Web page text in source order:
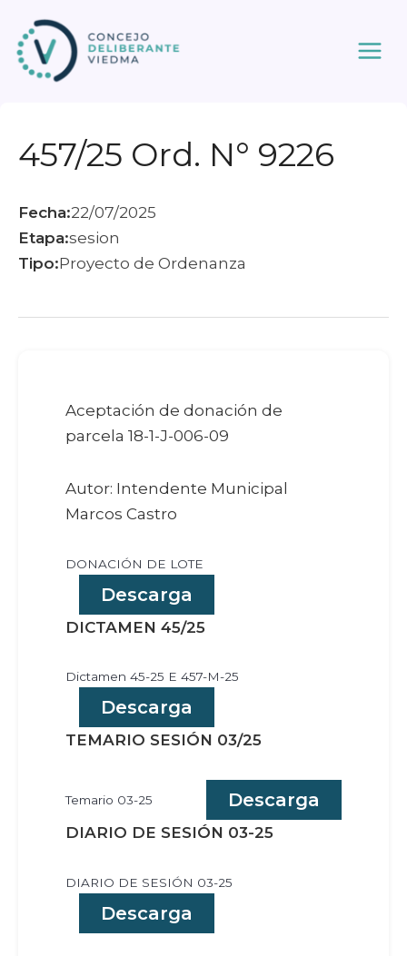
contenido
457/25 Ord. N° 9226
Fecha:22/07/2025
Etapa:sesion
Tipo:Proyecto de Ordenanza
Aceptación de donación de
parcela 18-1-J-006-09
Autor: Intendente Municipal
Marcos Castro
DONACIÓN DE LOTE
Descarga
DICTAMEN 45/25
Dictamen 45-25 E 457-M-25
Descarga
TEMARIO SESIÓN 03/25
Temario 03-25 Descarga
DIARIO DE SESIÓN 03-25
DIARIO DE SESIÓN 03-25
Descarga